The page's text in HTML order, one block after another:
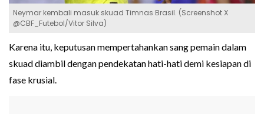
Neymar kembali masuk skuad Timnas Brasil. (Screenshot X
@CBF_Futebol/Vitor Silva)
Karena itu, keputusan mempertahankan sang pemain dalam
skuad diambil dengan pendekatan hati-hati demi kesiapan di
fase krusial.